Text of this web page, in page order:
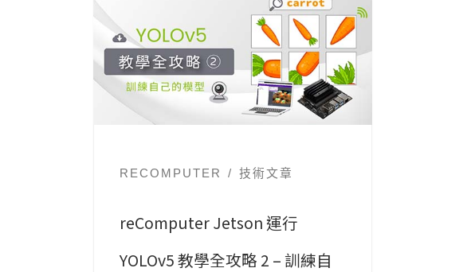
RECOMPUTER 技術文章
reComputer Jetson 運行
YOLOv5 教學全攻略 2 – 訓練自